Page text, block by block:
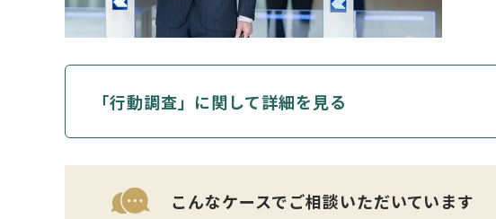
「行動調査」に関して詳細を見る
こんなケースでご相談いただいています